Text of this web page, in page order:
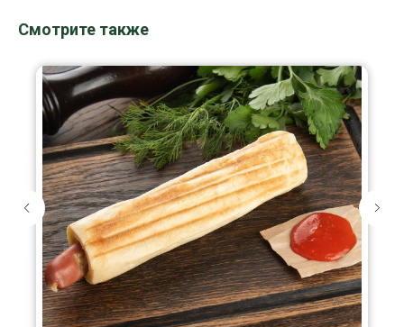
Смотрите также